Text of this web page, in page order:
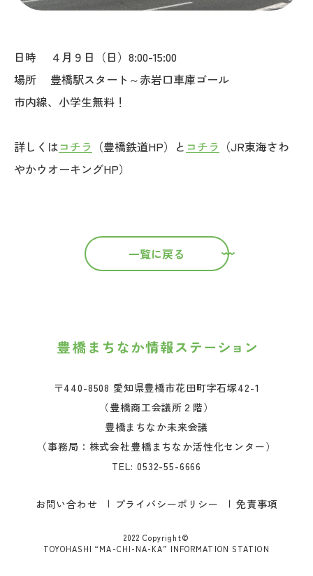
日時 ４月９日（日）8:00-15:00
場所 豊橋駅スタート～赤岩口車庫ゴール
市内線、小学生無料！
詳しくはコチラ （豊橋鉄道HP）と コチラ （JR東海さわ
やかウオーキングHP）
一覧に戻る
〒440-8508 愛知県豊橋市花田町字石塚42-1
（豊橋商工会議所２階）
豊橋まちなか未来会議
（事務局：株式会社豊橋まちなか活性化センター）
TEL:0532-55-6666
お問い合わせ プライバシーポリシー 免責事項
2022 Copyright©
TOYOHASHI “MA-CHI-NA-KA” INFORMATION STATION